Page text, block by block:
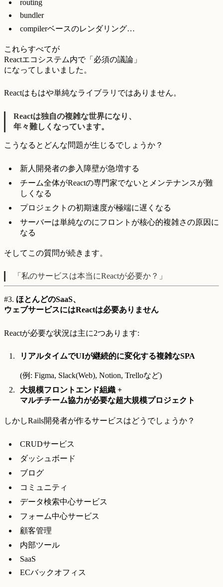
routing
bundler
compilerベースのレンダリング…
これらすべてが
Reactエコシステム内で「必須の議論」
になってしまいました。
Reactはもはや単純なライブラリではありません。
Reactは独自の複雑な世界になり、
年々難しくなっています。
こうなるとどんな問題が生じるでしょうか？
新人開発者の参入障壁が急増する
チーム全体がReactの専門家でないとメンテナンスが難
しくなる
プロジェクトの初期速度が極端に遅くなる
サーバーは単純なのにフロントが核心的複雑さの原因に
なる
そしてこの質問が続きます。
「私のサービスは本当にReactが必要か？」
#3. ほとんどのSaaS、
ウェブサービスにはReactは必要ありません
Reactが必要な状況は主に2つあります:
リアルタイムでUIが継続的に変化する複雑なSPA
(例: Figma, Slack(Web), Notion, Trelloなど)
大規模フロントエンド組織 +
マルチチーム協力が必要な超大規模プロジェクト
しかしRails開発者が作るサービスはどうでしょうか？
CRUDサービス
ダッシュボード
ブログ
コミュニティ
データ検索中心サービス
フォーム中心サービス
顧客管理
内部ツール
SaaS
ECバックオフィス